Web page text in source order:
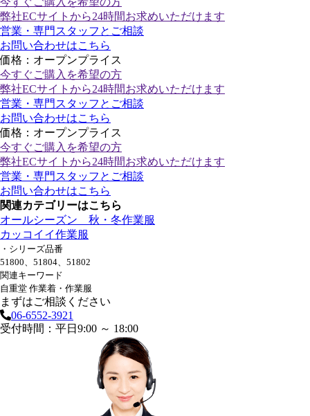
弊社ECサイトから24時間お求めいただけます
営業・専門スタッフとご相談
お問い合わせはこちら
価格：オープンプライス
今すぐご購入 を希望の方
弊社ECサイトから24時間お求めいただけます
営業・専門スタッフとご相談
お問い合わせはこちら
価格：オープンプライス
今すぐご購入 を希望の方
弊社ECサイトから24時間お求めいただけます
営業・専門スタッフとご相談
お問い合わせはこちら
関連カテゴリーはこちら
オールシーズン 秋・冬作業服
カッコイイ作業服
・シリーズ品番
51800、51804、51802
関連キーワード
自重堂 作業着・作業服
まずはご相談ください
06-6552-3921
受付時間：平日9:00 ～ 18:00